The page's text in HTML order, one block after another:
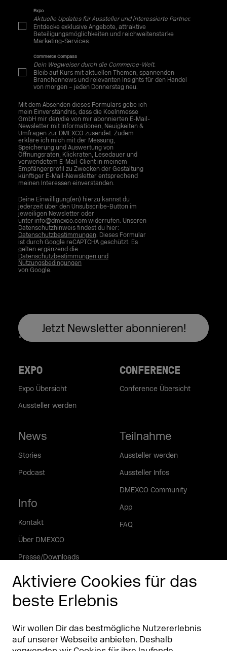
Aktiviere Cookies für das
beste Erlebnis
Wir wollen Dir das bestmögliche Nutzererlebnis
auf unserer Webseite anbieten. Deshalb
Expo
Aktuelle Updates für Aussteller und interessierte Partner.
Entdecke exklusive Angebote, attraktive
Beteiligungsmöglichkeiten und reichweitenstarke
Marketing-Services.
Commerce Compass
Dein Wegweiser durch die Commerce-Welt.
Bleib auf Kurs mit aktuellen Themen, spannenden
Branchennews und relevanten Insights für den Handel
von morgen – jeden Donnerstag neu.
Mit dem Absenden dieses Formulars gebe ich
mein Einverständnis, dass die Koelnmesse
GmbH mir den/die von mir abonnierten E-Mail-
Newsletter mit Informationen, Neuigkeiten &
Umfragen zur DMEXCO zusendet. Zudem
erkläre ich mich mit der Messung,
Speicherung und Auswertung von
Öffnungsraten, Klickraten, Lesedauer und
verwendetem E-Mail-Client in meinem
Empfängerprofil zu Zwecken der Gestaltung
künftiger E-Mail-Newsletter entsprechend
meinen Interessen einverstanden.
Deine Einwilligung(en) hierzu kannst du
jederzeit über den Unsubscribe-Button im
jeweiligen Newsletter oder
unter info@dmexco.com widerrufen. Unseren
Datenschutzhinweis findest du hier:
Datenschutzbestimmungen. Dieses Formular
ist durch Google reCAPTCHA geschützt. Es
gelten ergänzend die
Datenschutzbestimmungen und
Nutzungsbedingungen
von Google.
EXPO
Expo Übersicht
Aussteller werden
CONFERENCE
Conference Übersicht
News
Stories
Podcast
Info
Kontakt
Über DMEXCO
Presse/Downloads
Phishing Alarm
Teilnahme
Aussteller werden
Aussteller Infos
DMEXCO Community
App
FAQ
Partner
Partner & Sponsoren DMEXCO Asia